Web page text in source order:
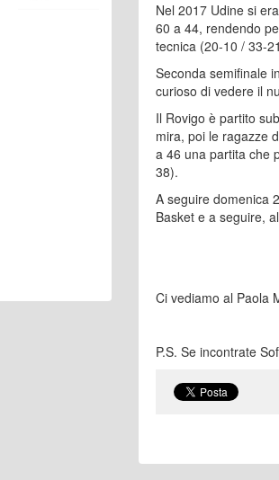
Nel 2017 Udine si
60 a 44, rendendo
tecnica (20-10 / 33-
Seconda semifinale
curioso di vedere il
Il Rovigo è partito
mira, poi le ragazze
a 46 una partita che
38).
A seguire domenica
Basket e a seguire,
Ci vediamo al Paola
P.S. Se incontrate